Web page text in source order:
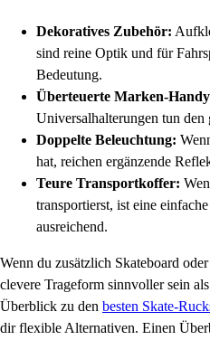
Dekoratives Zubehör:
sind reine Optik und für
Bedeutung.
Überteuerte Marken-
Universalhalterungen tun den
Doppelte Beleuchtung:
hat, reichen ergänzende
Teure Transportkoffer:
transportierst, ist eine
ausreichend.
Wenn du zusätzlich Skateboard
clevere Trageform sinnvoller sein
Überblick zu den besten Skate-
dir flexible Alternativen. Einen